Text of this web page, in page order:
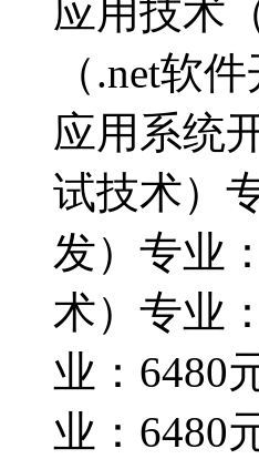
应用技术
（.net软
应用系统
试技术）
发）专业
术）专业
业：6480
业：6480